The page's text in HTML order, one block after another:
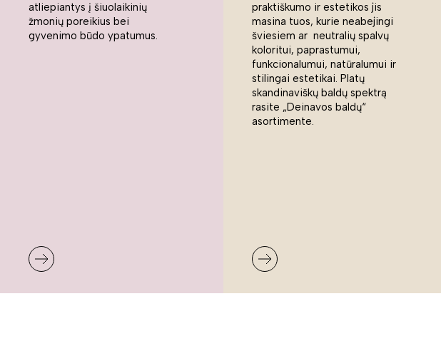
atliepiantys į šiuolaikinių
žmonių poreikius bei
gyvenimo būdo ypatumus.
praktiškumo ir estetikos jis
masina tuos, kurie neabejingi
šviesiem ar neutralių spalvų
koloritui, paprastumui,
funkcionalumui, natūralumui ir
stilingai estetikai. Platų
skandinaviškų baldų spektrą
rasite „Deinavos baldų“
asortimente.